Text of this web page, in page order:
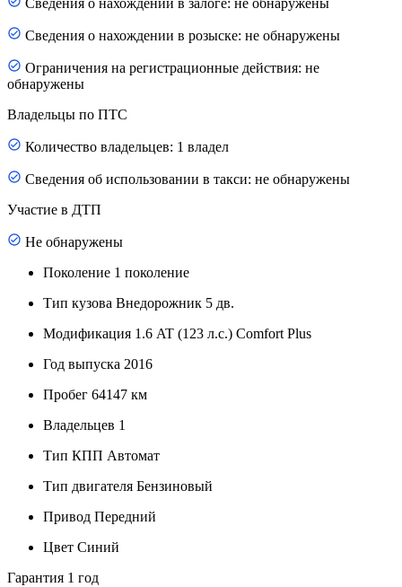
Сведения о нахождении в залоге: не обнаружены
Сведения о нахождении в розыске: не обнаружены
Ограничения на регистрационные действия: не
обнаружены
Владельцы по ПТС
Количество владельцев: 1 владел
Сведения об использовании в такси: не обнаружены
Участие в ДТП
Не обнаружены
Поколение 1 поколение
Тип кузова Внедорожник 5 дв.
Модификация 1.6 AT (123 л.с.) Comfort Plus
Год выпуска 2016
Пробег 64147 км
Владельцев 1
Тип КПП Автомат
Тип двигателя Бензиновый
Привод Передний
Цвет Синий
Гарантия 1 год